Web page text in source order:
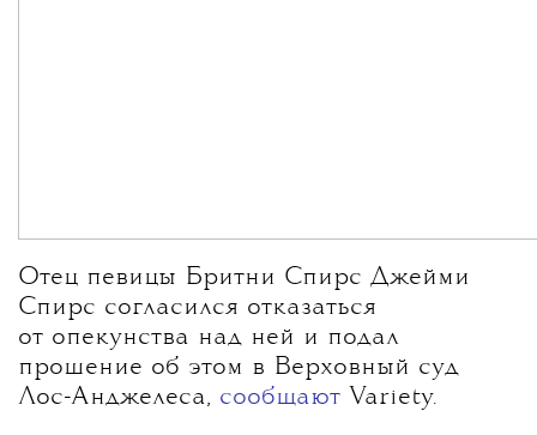
Отец певицы Бритни Спирс Джейми
Спирс согласился отказаться
от опекунства над ней и подал
прошение об этом в Верховный суд
Лос-Анджелеса, сообщают Variety.